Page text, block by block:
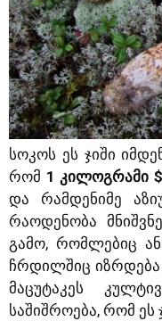
სოკოს ეს ჯიში
რომ 1 კილოგრამი
და რამდენიმე
რაოდენობა
გამო, რომლებიც
ჩრდილშიც იზრდება
მაცუტაკეს
საშიშროება, რომ ეს